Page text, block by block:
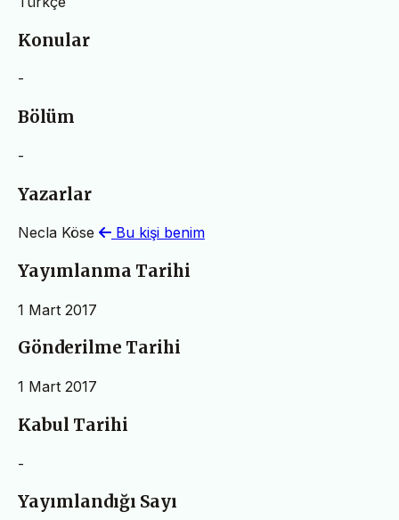
Konular
-
Bölüm
-
Yazarlar
Necla Köse Bu kişi benim
Yayımlanma Tarihi
1 Mart 2017
Gönderilme Tarihi
1 Mart 2017
Kabul Tarihi
-
Yayımlandığı Sayı